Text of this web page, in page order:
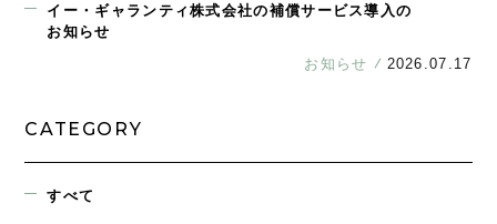
イー・ギャランティ株式会社の補償サービス導入の
お知らせ
お知らせ
2026.07.17
CATEGORY
すべて